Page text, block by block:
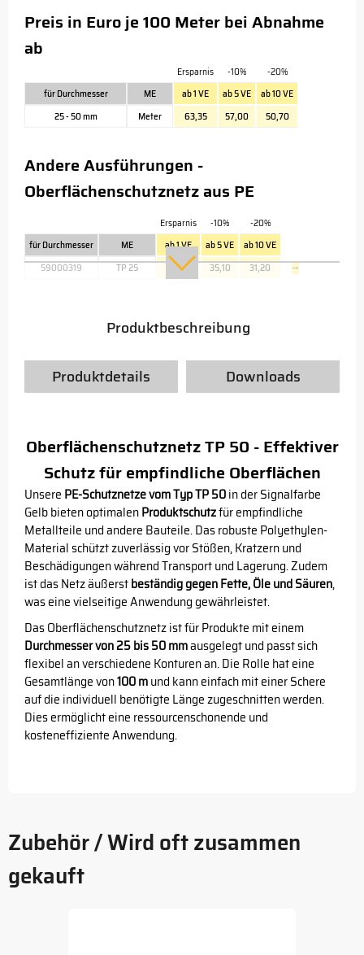
Preis in Euro je 100 Meter bei Abnahme
ab
Ersparnis -10%
-20%
für Durchmesser
ME ab 1 VE ab 5 VE
ab 10 VE
25 - 50 mm
Meter 63,35 57,00 50,70
Andere Ausführungen -
Oberflächenschutznetz aus PE
Ersparnis -10%
-20%
für Durchmesser
ME ab 1 VE ab 5 VE
ab 10 VE
59000319
TP 25 39,00 35,10 31,20 →
Produktbeschreibung
Produktdetails Downloads
Oberflächenschutznetz TP 50 - Effektiver
Schutz für empfindliche Oberflächen
Unsere PE-Schutznetze vom Typ TP 50in der Signalfarbe
Gelb bieten optimalenProduktschutzfür empfindliche
Metallteile und andere Bauteile. Das robuste Polyethylen-
Material schützt zuverlässig vor Stößen, Kratzern und
Beschädigungen während Transport und Lagerung. Zudem
ist das Netz äußerstbeständig gegen Fette, Öle und Säuren,
was eine vielseitige Anwendung gewährleistet.
Das Oberflächenschutznetz ist für Produkte mit einem
Durchmesser von 25 bis 50 mmausgelegt und passt sich
flexibel an verschiedene Konturen an. Die Rolle hat eine
Gesamtlänge von100 mund kann einfach mit einer Schere
auf die individuell benötigte Länge zugeschnitten werden.
Dies ermöglicht eine ressourcenschonende und
kosteneffiziente Anwendung.
Zubehör / Wird oft zusammen
gekauft